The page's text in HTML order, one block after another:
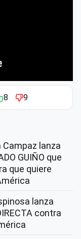
8 9
lanza
GUIÑO que
que quiere
lanza
contra